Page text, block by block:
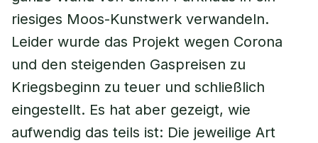
riesiges Moos-Kunstwerk verwandeln.
Leider wurde das Projekt wegen Corona
und den steigenden Gaspreisen zu
Kriegsbeginn zu teuer und schließlich
eingestellt. Es hat aber gezeigt, wie
aufwendig das teils ist: Die jeweilige Art